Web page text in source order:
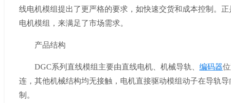
线电机模组提出了更严格的要求，如快速交货和成本控制。
电机模组，来满足了市场需求。
产品结构
DGC系列直线模组主要由直线电机、机械导轨、 编码器
连，其他机械结构均无接触，电机直接驱动模组动子在导轨
制。